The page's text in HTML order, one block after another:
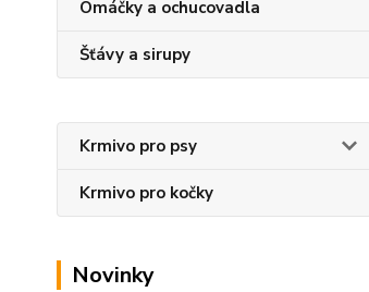
Omáčky a ochucovadla
Šťávy a sirupy
Krmivo pro psy
Krmivo pro kočky
Novinky